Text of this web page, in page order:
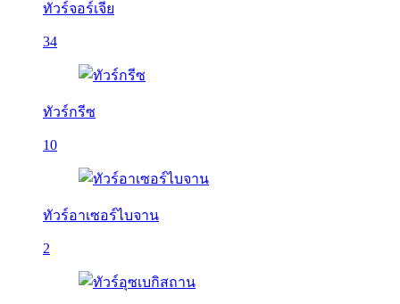
ทัวร์จอร์เจีย
34
ทัวร์กรีซ
10
ทัวร์อาเซอร์ไบจาน
2